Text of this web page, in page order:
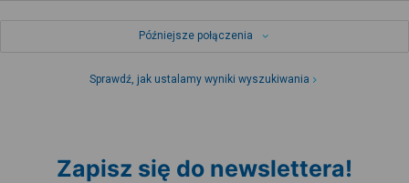
Późniejsze połączenia
Sprawdź, jak ustalamy wyniki wyszukiwania
Zapisz się do newslettera!